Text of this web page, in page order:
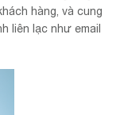
hàng, và cung
liên lạc như email